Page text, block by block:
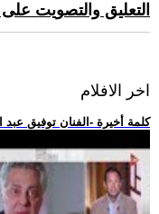
التعليق والتصويت
اخر الافلام
.. كلمة أخيرة -الفنان توفيق